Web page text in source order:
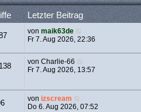
Letzter Beitrag
vonmaik63de
Fr 7. Aug 2026, 22:36
vonCharlie-66
Fr 7. Aug 2026, 13:57
von izscream
Do 6. Aug 2026, 07:52